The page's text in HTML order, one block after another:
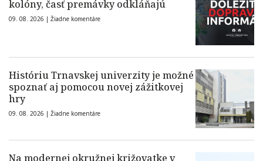
kolóny, časť premávky odkláňajú
09. 08. 2026 | Žiadne komentáre
Históriu Trnavskej univerzity je možné
spoznať aj pomocou novej zážitkovej
hry
09. 08. 2026 | Žiadne komentáre
Na modernej okružnej križovatke v